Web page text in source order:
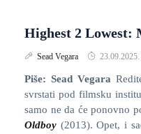
Highest 2 Lowest:
Sead Vegara 23.09.2025.
Piše: Sead Vegara
svrstati pod filmsku
samo ne da će ponovno
Oldboy (2013). Opet, i